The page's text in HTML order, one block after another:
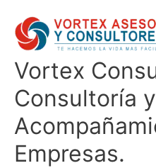
contenido
Vortex
Consultoría y
Empresas.